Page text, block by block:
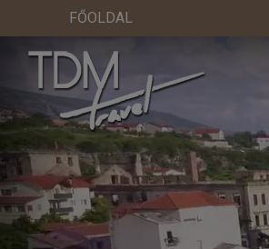
FŐOLDAL